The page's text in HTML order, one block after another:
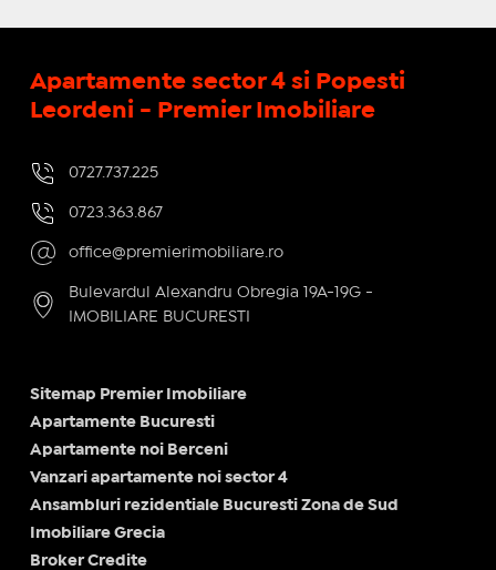
Apartamente sector 4 si Popesti
Leordeni - Premier Imobiliare
0727.737.225
0723.363.867
office@premierimobiliare.ro
Bulevardul Alexandru Obregia 19A-19G -
IMOBILIARE BUCURESTI
Sitemap Premier Imobiliare
Apartamente Bucuresti
Apartamente noi Berceni
Vanzari apartamente noi sector 4
Ansambluri rezidentiale Bucuresti Zona de Sud
Imobiliare Grecia
Broker Credite